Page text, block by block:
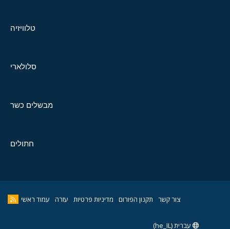
טלוויזיה
סלולארי
מבשלים כשר
חתולים
צור קשר תקנון הפורום מדיניות פרטיות עזרה עמוד ראשי
עברית (he_IL)